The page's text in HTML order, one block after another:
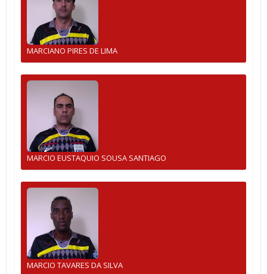
MARCIANO PIRES DE LIMA
MARCIO EUSTAQUIO SOUSA SANTIAGO
MARCIO TAVARES DA SILVA